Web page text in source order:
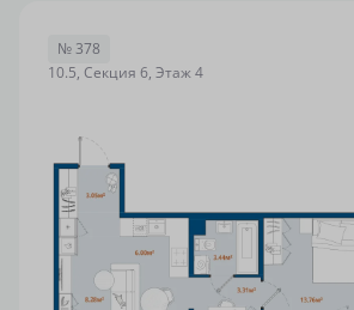
№ 378
10.5, Секция 6, Этаж 4